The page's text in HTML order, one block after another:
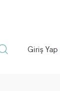
Giriş Yap